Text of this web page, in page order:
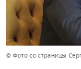
© Фото со страницы